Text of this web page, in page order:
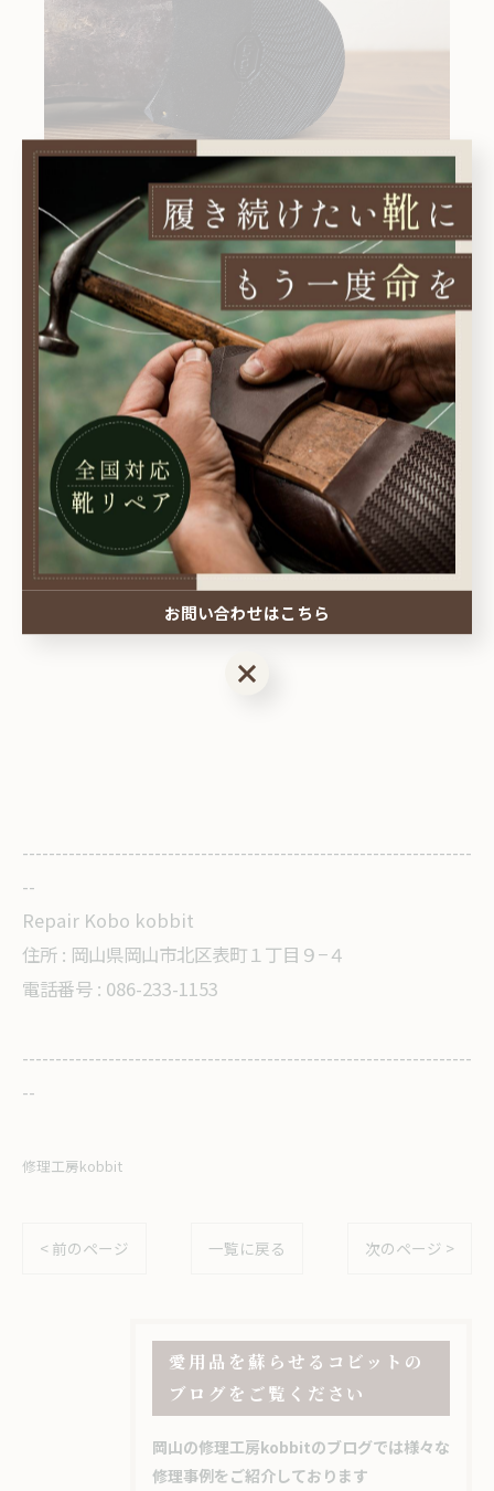
今回のカカト修理は積上げ補修をしている為、元々
の積上げと補修したレザーチップの所に境目が出ま
す。
この境目を無くすには積上げごと交換するようにな
りますが、そうなれば修理価格もあがります。
いい状態を保つためには
１ときどき靴の状態をチェックをする
２カカトのゴムは積上げより最低１㎜以上は
残して交換
これしかないです
--------------------------------------------------------------------
--
Repair Kobo kobbit
住所 : 岡山県岡山市北区表町１丁目９−４
電話番号 : 086-233-1153
--------------------------------------------------------------------
--
修理工房kobbit
< 前のページ 一覧に戻る 次のページ >
愛用品を蘇らせるコビットの
ブログをご覧ください
岡山の修理工房kobbitのブログでは様々な
修理事例をご紹介しております
お問い合わせはこちら
お問い合わせはこちら